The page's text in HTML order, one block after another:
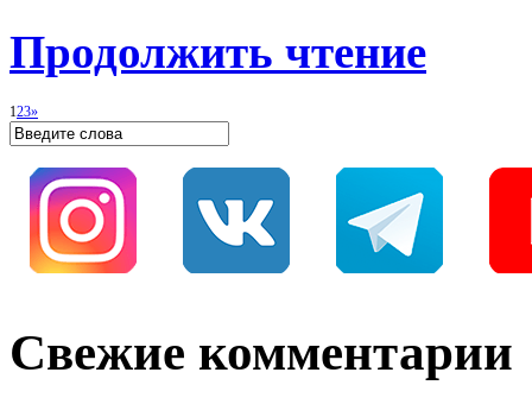
Продолжить чтение
123»
Свежие комментарии